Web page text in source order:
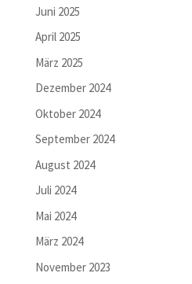
Juni 2025
April 2025
März 2025
Dezember 2024
Oktober 2024
September 2024
August 2024
Juli 2024
Mai 2024
März 2024
November 2023